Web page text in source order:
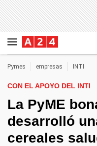
Pymes empresas INTI
CON EL APOYO DEL INTI
La PyME
desarrolló
cereales